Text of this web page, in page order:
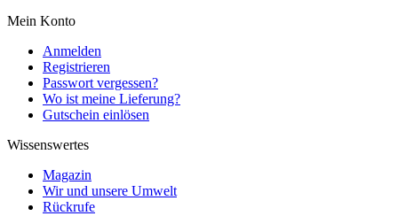
Mein Konto
Anmelden
Registrieren
Passwort vergessen?
Wo ist meine Lieferung?
Gutschein einlösen
Wissenswertes
Magazin
Wir und unsere Umwelt
Rückrufe